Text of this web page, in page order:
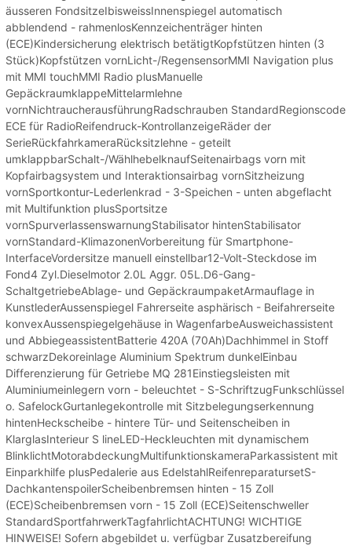
äusseren FondsitzeIbisweissInnenspiegel automatisch
abblendend - rahmenlosKennzeichenträger hinten
(ECE)Kindersicherung elektrisch betätigtKopfstützen hinten (3
Stück)Kopfstützen vornLicht-/RegensensorMMI Navigation plus
mit MMI touchMMI Radio plusManuelle
GepäckraumklappeMittelarmlehne
vornNichtraucherausführungRadschrauben StandardRegionscode
ECE für RadioReifendruck-KontrollanzeigeRäder der
SerieRückfahrkameraRücksitzlehne - geteilt
umklappbarSchalt-/WählhebelknaufSeitenairbags vorn mit
Kopfairbagsystem und Interaktionsairbag vornSitzheizung
vornSportkontur-Lederlenkrad - 3-Speichen - unten abgeflacht
mit Multifunktion plusSportsitze
vornSpurverlassenswarnungStabilisator hintenStabilisator
vornStandard-KlimazonenVorbereitung für Smartphone-
InterfaceVordersitze manuell einstellbar12-Volt-Steckdose im
Fond4 Zyl.Dieselmotor 2.0L Aggr. 05L.D6-Gang-
SchaltgetriebeAblage- und GepäckraumpaketArmauflage in
KunstlederAussenspiegel Fahrerseite asphärisch - Beifahrerseite
konvexAussenspiegelgehäuse in WagenfarbeAusweichassistent
und AbbiegeassistentBatterie 420A (70Ah)Dachhimmel in Stoff
schwarzDekoreinlage Aluminium Spektrum dunkelEinbau
Differenzierung für Getriebe MQ 281Einstiegsleisten mit
Aluminiumeinlegern vorn - beleuchtet - S-SchriftzugFunkschlüssel
o. SafelockGurtanlegekontrolle mit Sitzbelegungserkennung
hintenHeckscheibe - hintere Tür- und Seitenscheiben in
KlarglasInterieur S lineLED-Heckleuchten mit dynamischem
BlinklichtMotorabdeckungMultifunktionskameraParkassistent mit
Einparkhilfe plusPedalerie aus EdelstahlReifenreparatursetS-
DachkantenspoilerScheibenbremsen hinten - 15 Zoll
(ECE)Scheibenbremsen vorn - 15 Zoll (ECE)Seitenschweller
StandardSportfahrwerkTagfahrlichtACHTUNG! WICHTIGE
HINWEISE! Sofern abgebildet u. verfügbar Zusatzbereifung